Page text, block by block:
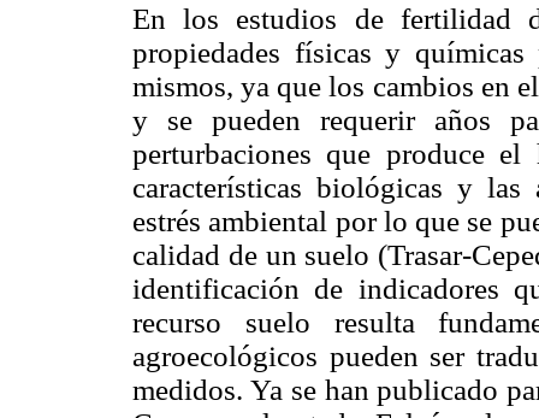
En los estudios de fertilidad
propiedades físicas y
mismos, ya que los cambios en
y se pueden requerir años
perturbaciones que produce
características biológicas y las
estrés ambiental por lo que se
calidad de un suelo (Trasar-
identificación de indicadores
recurso suelo resulta
agroecológicos pueden ser
medidos. Ya se han publicado